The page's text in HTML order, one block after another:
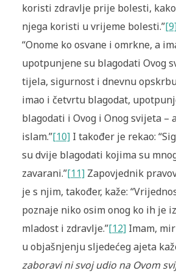
koristi zdravlje prije bolesti,
njega koristi u vrijeme bolesti.”
“Onome ko osvane i omrkne, a
upotpunjene su blagodati Ovog
tijela, sigurnost i dnevnu
imao i četvrtu blagodat,
blagodati i Ovog i Onog svijeta –
islam.”[10]I također je rekao:
su dvije blagodati kojima su
zavarani.”[11]Zapovjednik
je s njim, također, kaže:
poznaje niko osim onog ko ih je
mladost i zdravlje.”[12]Imam,
u objašnjenju sljedećeg ajeta
zaboravi ni svoj udio na Ovom